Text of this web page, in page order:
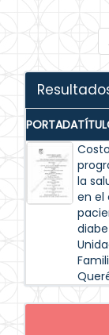
PORTADA
la
en el